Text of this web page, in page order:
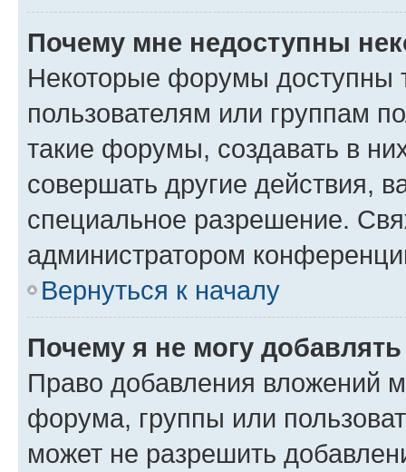
Почему мне недоступны
Некоторые форумы доступны
пользователям или группам
такие форумы, создавать в
совершать другие действия,
специальное разрешение.
администратором
Вернуться к началу
Почему я не могу
Право добавления вложений
форума, группы или
может не разрешить